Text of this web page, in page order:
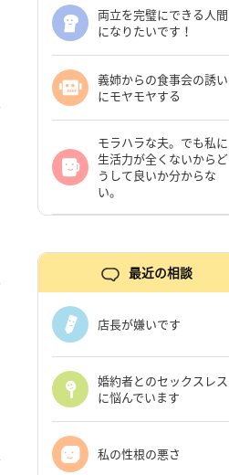
両立を完璧にできる人間
になりたいです！
義姉からの食事会の誘い
にモヤモヤする
モラハラな夫。でも私に
生活力が全くないからど
うして良いか分からな
い。
最近の相談
店長が嫌いです
婚約者とのセックスレス
に悩んでいます
私の性根の悪さ